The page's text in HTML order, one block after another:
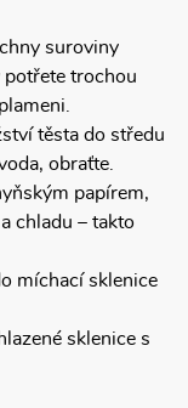
suroviny
potřete trochou
těsta do středu
obraťte.
papírem,
chladu – takto
míchací sklenice
sklenice s